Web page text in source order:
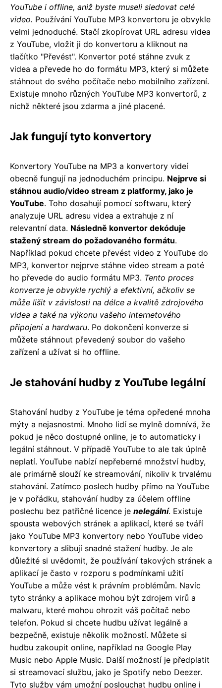
YouTube i offline, aniž byste museli sledovat celé
video. Používání YouTube MP3 konvertoru je obvykle
velmi jednoduché. Stačí zkopírovat URL adresu videa
z YouTube, vložit ji do konvertoru a kliknout na
tlačítko "Převést". Konvertor poté stáhne zvuk z
videa a převede ho do formátu MP3, který si můžete
stáhnout do svého počítače nebo mobilního zařízení.
Existuje mnoho různých YouTube MP3 konvertorů, z
nichž některé jsou zdarma a jiné placené.
Jak fungují tyto konvertory
Konvertory YouTube na MP3 a konvertory videí
obecně fungují na jednoduchém principu. Nejprve si
stáhnou audio/video stream z platformy, jako je
YouTube. Toho dosahují pomocí softwaru, který
analyzuje URL adresu videa a extrahuje z ní
relevantní data. Následně konvertor dekóduje
stažený stream do požadovaného formátu.
Například pokud chcete převést video z YouTube do
MP3, konvertor nejprve stáhne video stream a poté
ho převede do audio formátu MP3. Tento proces
konverze je obvykle rychlý a efektivní, ačkoliv se
může lišit v závislosti na délce a kvalitě zdrojového
videa a také na výkonu vašeho internetového
připojení a hardwaru. Po dokončení konverze si
můžete stáhnout převedený soubor do vašeho
zařízení a užívat si ho offline.
Je stahování hudby z YouTube legální
Stahování hudby z YouTube je téma opředené mnoha
mýty a nejasnostmi. Mnoho lidí se mylně domnívá, že
pokud je něco dostupné online, je to automaticky i
legální stáhnout. V případě YouTube to ale tak úplně
neplatí. YouTube nabízí nepřeberné množství hudby,
ale primárně slouží ke streamování, nikoliv k trvalému
stahování. Zatímco poslech hudby přímo na YouTube
je v pořádku, stahování hudby za účelem offline
poslechu bez patřičné licence je nelegální. Existuje
spousta webových stránek a aplikací, které se tváří
jako YouTube MP3 konvertory nebo YouTube video
konvertory a slibují snadné stažení hudby. Je ale
důležité si uvědomit, že používání takových stránek a
aplikací je často v rozporu s podmínkami užití
YouTube a může vést k právním problémům. Navíc
tyto stránky a aplikace mohou být zdrojem virů a
malwaru, které mohou ohrozit váš počítač nebo
telefon. Pokud si chcete hudbu užívat legálně a
bezpečně, existuje několik možností. Můžete si
hudbu zakoupit online, například na Google Play
Music nebo Apple Music. Další možností je předplatit
si streamovací službu, jako je Spotify nebo Deezer.
Tyto služby vám umožní poslouchat hudbu online i